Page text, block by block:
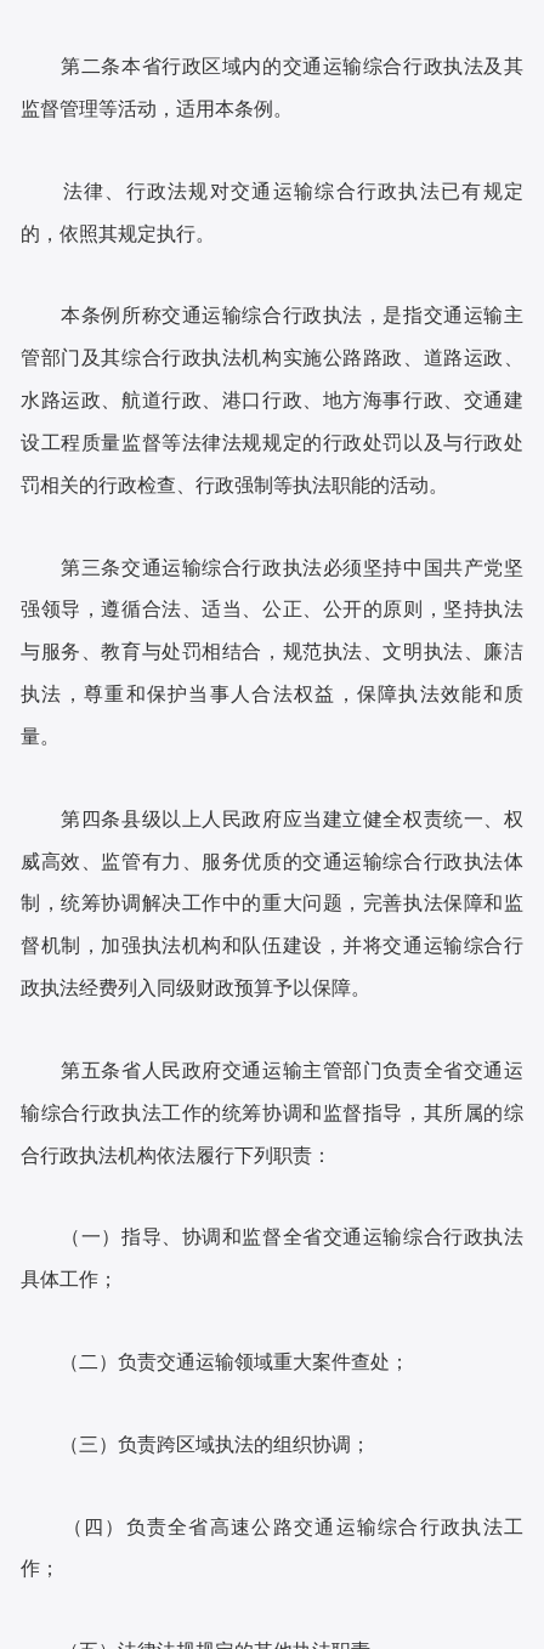
第二条本省行政区域内的交通运输综合行政执法及其
监督管理等活动，适用本条例。
法律、行政法规对交通运输综合行政执法已有规定
的，依照其规定执行。
本条例所称交通运输综合行政执法，是指交通运输主
管部门及其综合行政执法机构实施公路路政、道路运政、
水路运政、航道行政、港口行政、地方海事行政、交通建
设工程质量监督等法律法规规定的行政处罚以及与行政处
罚相关的行政检查、行政强制等执法职能的活动。
第三条交通运输综合行政执法必须坚持中国共产党坚
强领导，遵循合法、适当、公正、公开的原则，坚持执法
与服务、教育与处罚相结合，规范执法、文明执法、廉洁
执法，尊重和保护当事人合法权益，保障执法效能和质
量。
第四条县级以上人民政府应当建立健全权责统一、权
威高效、监管有力、服务优质的交通运输综合行政执法体
制，统筹协调解决工作中的重大问题，完善执法保障和监
督机制，加强执法机构和队伍建设，并将交通运输综合行
政执法经费列入同级财政预算予以保障。
第五条省人民政府交通运输主管部门负责全省交通运
输综合行政执法工作的统筹协调和监督指导，其所属的综
合行政执法机构依法履行下列职责：
（一）指导、协调和监督全省交通运输综合行政执法
具体工作；
（二）负责交通运输领域重大案件查处；
（三）负责跨区域执法的组织协调；
（四）负责全省高速公路交通运输综合行政执法工
作；